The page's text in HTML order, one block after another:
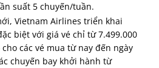
suất 5 chuyến/tuần.
Vietnam Airlines triển khai
biệt với giá vé chỉ từ 7.499.000
các vé mua từ nay đến ngày
chuyến bay khởi hành từ